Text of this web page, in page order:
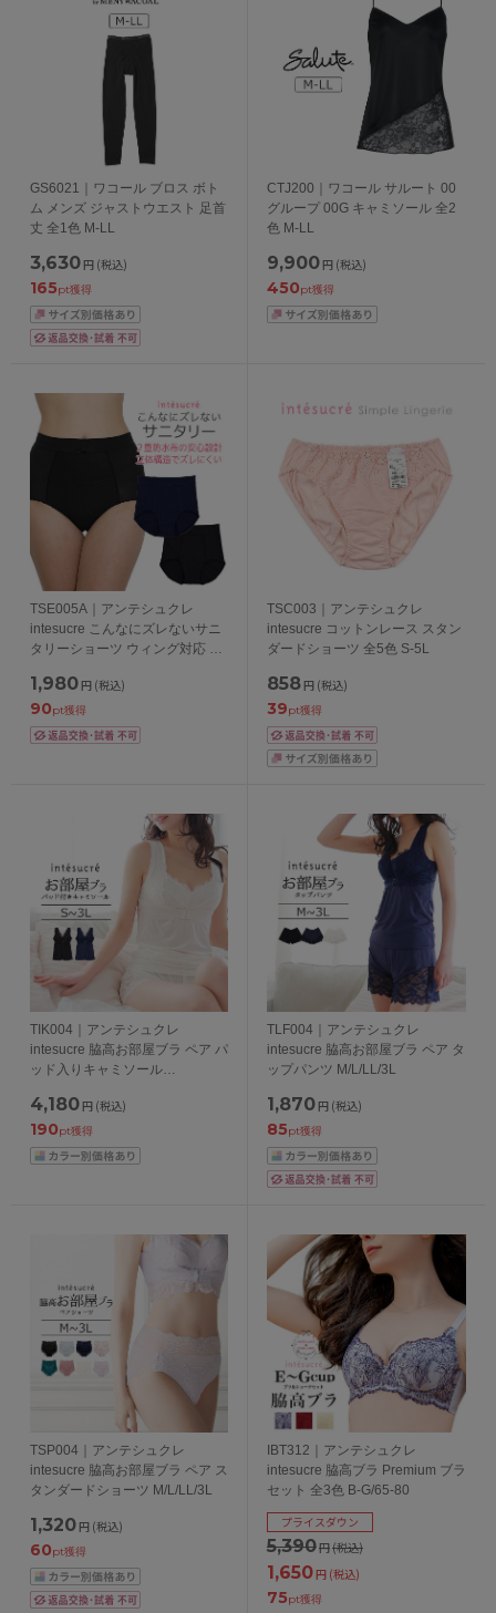
GS6021｜ワコール ブロス ボト
ム メンズ ジャストウエスト 足首
丈 全1色 M-LL
3,630 円 (税込)
165pt獲得
CTJ200｜ワコール サルート 00
グループ 00G キャミソール 全2
色 M-LL
9,900 円 (税込)
450pt獲得
TSE005A｜アンテシュクレ
intesucre こんなにズレないサニ
タリーショーツ ウィング対応 マ
1,980 円 (税込)
90pt獲得
TSC003｜アンテシュクレ
intesucre コットンレース スタン
ダードショーツ 全5色 S-5L
858 円 (税込)
39pt獲得
TIK004｜アンテシュクレ
intesucre 脇高お部屋ブラ ペア パ
ッド入りキャミソール
4,180 円 (税込)
190pt獲得
TLF004｜アンテシュクレ
intesucre 脇高お部屋ブラ ペア タ
ップパンツ M/L/LL/3L
1,870 円 (税込)
85pt獲得
TSP004｜アンテシュクレ
intesucre 脇高お部屋ブラ ペア ス
タンダードショーツ M/L/LL/3L
1,320 円 (税込)
60pt獲得
IBT312｜アンテシュクレ
intesucre 脇高ブラ Premium ブラ
セット 全3色 B-G/65-80
5,390円(税込)
プライスダウン
1,650円 (税込)
75pt獲得